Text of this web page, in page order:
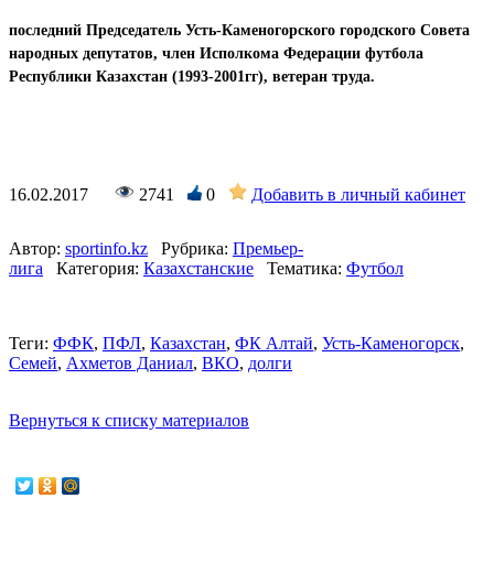
последний Председатель Усть-Каменогорского городского Совета
народных депутатов, член Исполкома Федерации футбола
Республики Казахстан (1993-2001гг), ветеран труда.
16.02.2017 2741 0 Добавить в личный кабинет
Автор: sportinfo.kz Рубрика: Премьер-
лига
Категория: Казахстанские Тематика: Футбол
Теги: ФФК, ПФЛ, Казахстан, ФК Алтай, Усть-Каменогорск,
Семей, Ахметов Даниал, ВКО, долги
Вернуться к списку материалов